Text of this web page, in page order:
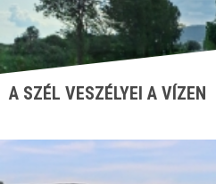
A SZÉL VESZÉLYEI A VÍZEN